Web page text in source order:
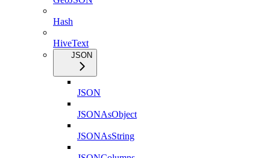
Hash
HiveText
JSON
JSON
JSONAsObject
JSONAsString